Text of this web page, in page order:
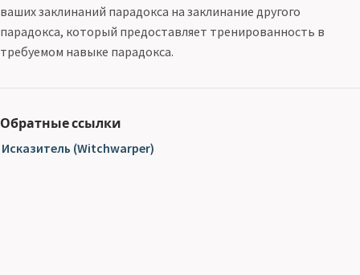
ваших заклинаний парадокса на заклинание другого
парадокса, который предоставляет тренированность в
требуемом навыке парадокса.
Обратные ссылки
Исказитель (Witchwarper)